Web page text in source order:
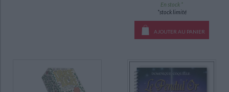
En stock *
*stock limité
AJOUTER AU PANIER